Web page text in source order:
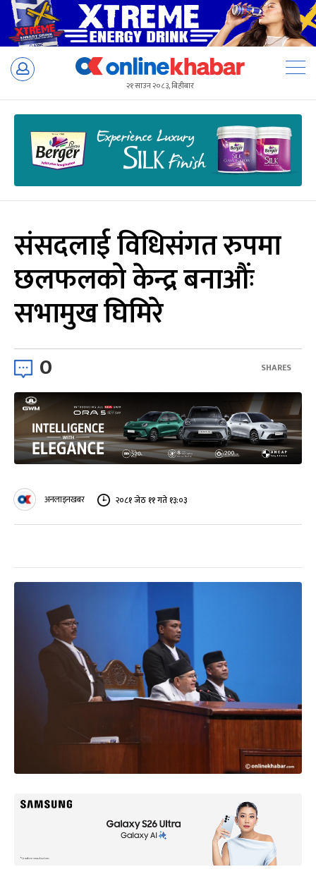
Skip
२१ साउन २०८३, बिहीबार
संसदलाई विधिसंगत रुपमा
छलफलको केन्द्र बनाऔंः
सभामुख घिमिरे
0 SHARES
अनलाइनखबर २०८१ जेठ ११ गते १३:०३